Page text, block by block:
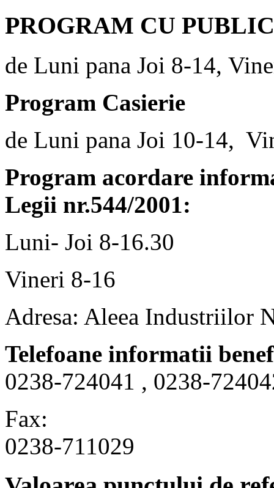
PROGRAM CU
de Luni pana Joi 8-14,
Program Casierie
de Luni pana Joi 10-14,
Program acordare
Legii nr.544/2001:
Luni- Joi 8-16.30
Vineri 8-16
Adresa: Aleea Industriilor
Telefoane informatii
0238-724041 , 0238-
Fax:
0238-711029